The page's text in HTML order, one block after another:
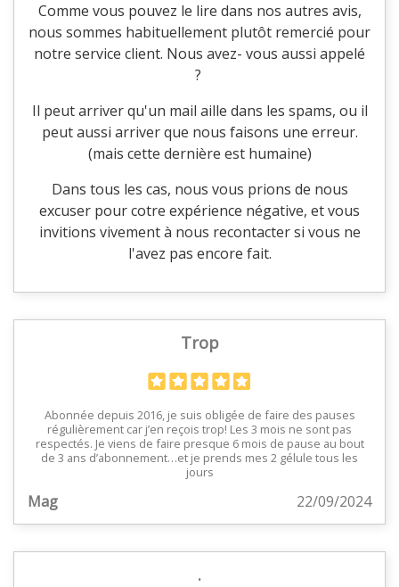
Comme vous pouvez le lire dans nos autres avis,
nous sommes habituellement plutôt remercié pour
notre service client. Nous avez- vous aussi appelé
?
Il peut arriver qu'un mail aille dans les spams, ou il
peut aussi arriver que nous faisons une erreur.
(mais cette dernière est humaine)
Dans tous les cas, nous vous prions de nous
excuser pour cotre expérience négative, et vous
invitions vivement à nous recontacter si vous ne
l'avez pas encore fait.
Trop
Abonnée depuis 2016, je suis obligée de faire des pauses
régulièrement car j’en reçois trop! Les 3 mois ne sont pas
respectés. Je viens de faire presque 6 mois de pause au bout
de 3 ans d’abonnement…et je prends mes 2 gélule tous les
jours
Mag 22/09/2024
.